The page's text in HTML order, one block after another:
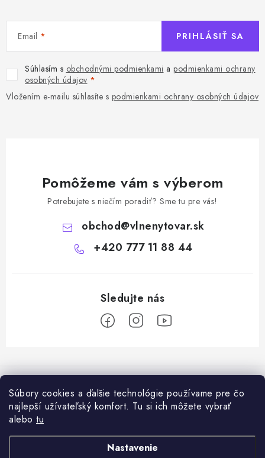
Súbory cookies a ďalšie technológie používame pre čo
najlepší užívateľský komfort. Tu si ich môžete vybrať
alebo tu
Nastavenie
Email
Súhlasím s obchodnými podmienkami a podmienkami ochrany
osobných údajov
Vložením e-mailu súhlasíte s podmienkami ochrany osobných údajov
PRIHLÁSIŤ SA
Pomôžeme vám s výberom
Potrebujete s niečím poradiť? Sme tu pre vás!
obchod@vlnenytovar.sk
+420 777 11 88 44
á
Ako správne používat mulčovaciu biotextiliu z ovčej vlny v praxi
Ovčia vlna v záhrade: prírodný mulč, ktorý zlepšuje pôdu a chráni
Informácie pre vás
Dodanie tovaru a ceny za doručenie
Prijímame online platby